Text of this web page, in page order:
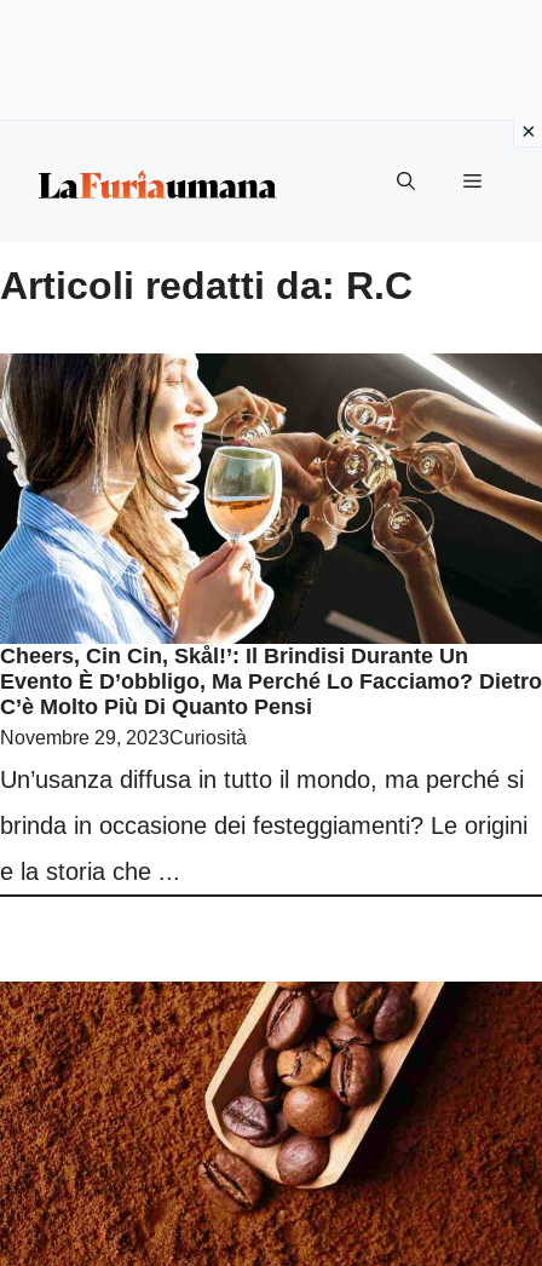
Menu
Articoli redatti da: R.C
Cheers, Cin Cin, Skål!’: Il Brindisi Durante Un
Evento È D’obbligo, Ma Perché Lo Facciamo? Dietro
C’è Molto Più Di Quanto Pensi
Novembre 29, 2023Curiosità
Un’usanza diffusa in tutto il mondo, ma perché si
brinda in occasione dei festeggiamenti? Le origini
e la storia che ...